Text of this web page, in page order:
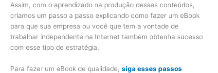
Assim, com o aprendizado na produção desses conteúdos,
criamos um passo a passo explicando como fazer um eBook
para que sua empresa ou você que tem a vontade de
trabalhar independente na Internet também obtenha sucesso
com esse tipo de estratégia.
Para fazer um eBook de qualidade,siga esses passos